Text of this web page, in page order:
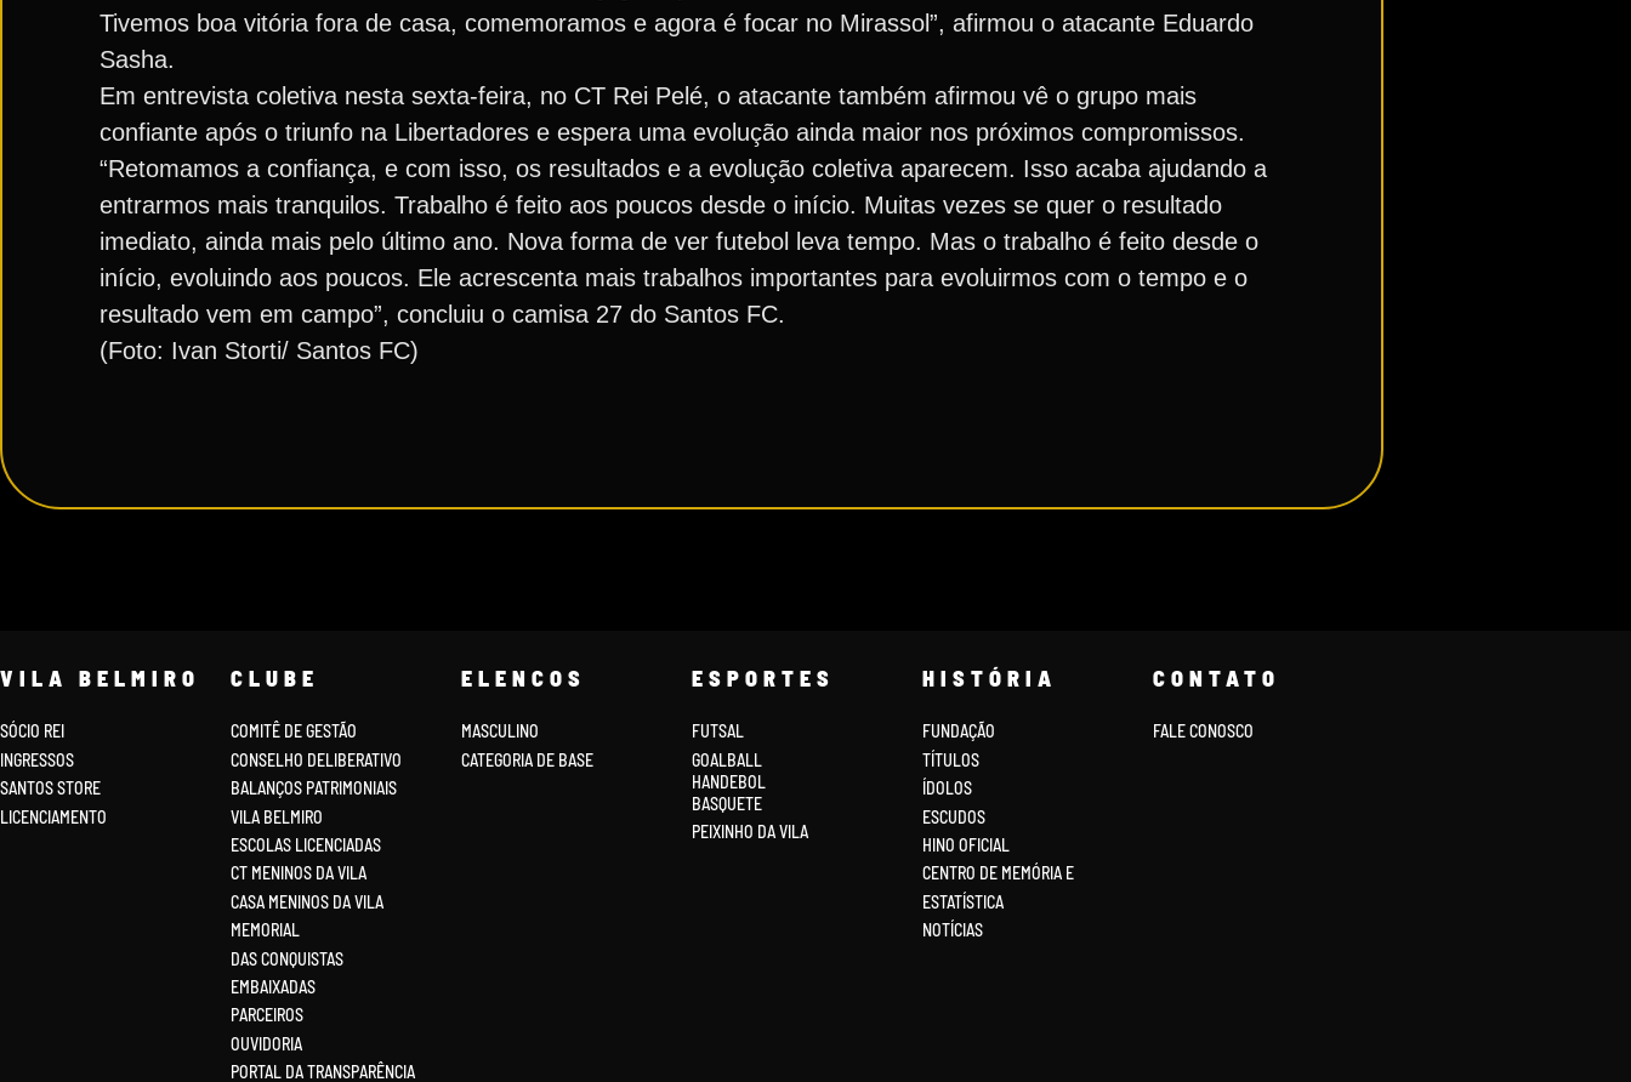
Tivemos boa vitória fora de casa, comemoramos e agora é focar no Mirassol”, afirmou o atacante Eduardo
Sasha.
Em entrevista coletiva nesta sexta-feira, no CT Rei Pelé, o atacante também afirmou vê o grupo mais
confiante após o triunfo na Libertadores e espera uma evolução ainda maior nos próximos compromissos.
“Retomamos a confiança, e com isso, os resultados e a evolução coletiva aparecem. Isso acaba ajudando a
entrarmos mais tranquilos. Trabalho é feito aos poucos desde o início. Muitas vezes se quer o resultado
imediato, ainda mais pelo último ano. Nova forma de ver futebol leva tempo. Mas o trabalho é feito desde o
início, evoluindo aos poucos. Ele acrescenta mais trabalhos importantes para evoluirmos com o tempo e o
resultado vem em campo”, concluiu o camisa 27 do Santos FC.
(Foto: Ivan Storti/ Santos FC)
VILA BELMIRO
SÓCIO REI
INGRESSOS
SANTOS STORE
LICENCIAMENTO
CLUBE
COMITÊ DE GESTÃO
CONSELHO DELIBERATIVO
BALANÇOS PATRIMONIAIS
VILA BELMIRO
ESCOLAS LICENCIADAS
CT MENINOS DA VILA
CASA MENINOS DA VILA
MEMORIAL
DAS CONQUISTAS
EMBAIXADAS
PARCEIROS
OUVIDORIA
PORTAL DA TRANSPARÊNCIA
ELENCOS
MASCULINO
CATEGORIA DE BASE
ESPORTES
FUTSAL
GOALBALL
HANDEBOL
BASQUETE
PEIXINHO DA VILA
HISTÓRIA
FUNDAÇÃO
TÍTULOS
ÍDOLOS
ESCUDOS
HINO OFICIAL
CENTRO DE MEMÓRIA E
ESTATÍSTICA
NOTÍCIAS
CONTATO
FALE CONOSCO